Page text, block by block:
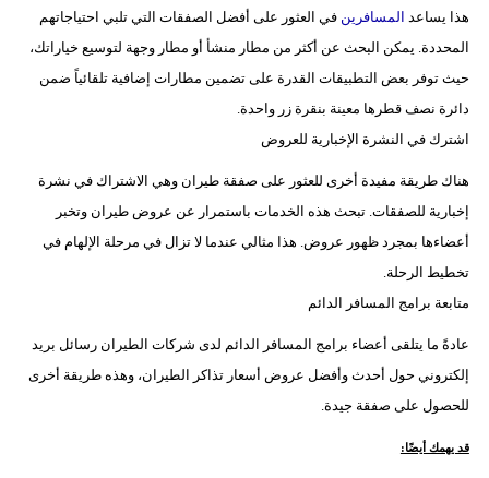
هذا يساعد المسافرينفي العثور على أفضل الصفقات التي تلبي احتياجاتهم
المحددة. يمكن البحث عن أكثر من مطار منشأ أو مطار وجهة لتوسيع خياراتك،
حيث توفر بعض التطبيقات القدرة على تضمين مطارات إضافية تلقائياً ضمن
دائرة نصف قطرها معينة بنقرة زر واحدة.
اشترك في النشرة الإخبارية للعروض
هناك طريقة مفيدة أخرى للعثور على صفقة طيران وهي الاشتراك في نشرة
إخبارية للصفقات. تبحث هذه الخدمات باستمرار عن عروض طيران وتخبر
أعضاءها بمجرد ظهور عروض. هذا مثالي عندما لا تزال في مرحلة الإلهام في
تخطيط الرحلة.
متابعة برامج المسافر الدائم
عادةً ما يتلقى أعضاء برامج المسافر الدائم لدى شركات الطيران رسائل بريد
إلكتروني حول أحدث وأفضل عروض أسعار تذاكر الطيران، وهذه طريقة أخرى
للحصول على صفقة جيدة.
قد يهمك أيضًا: